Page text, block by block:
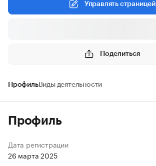
Управлять страницей
Поделиться
ПрофильВиды деятельности
Профиль
Дата регистрации
26 марта 2025